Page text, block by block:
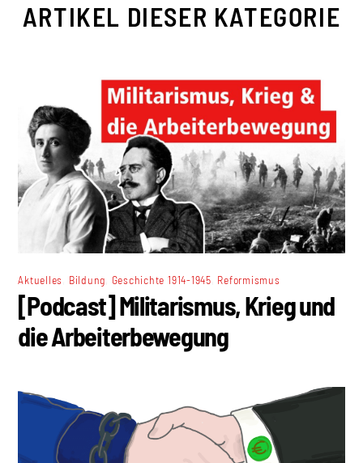
ARTIKEL DIESER KATEGORIE
Aktuelles Bildung Geschichte 1914-1945 Reformismus
[Podcast] Militarismus, Krieg und
die Arbeiterbewegung